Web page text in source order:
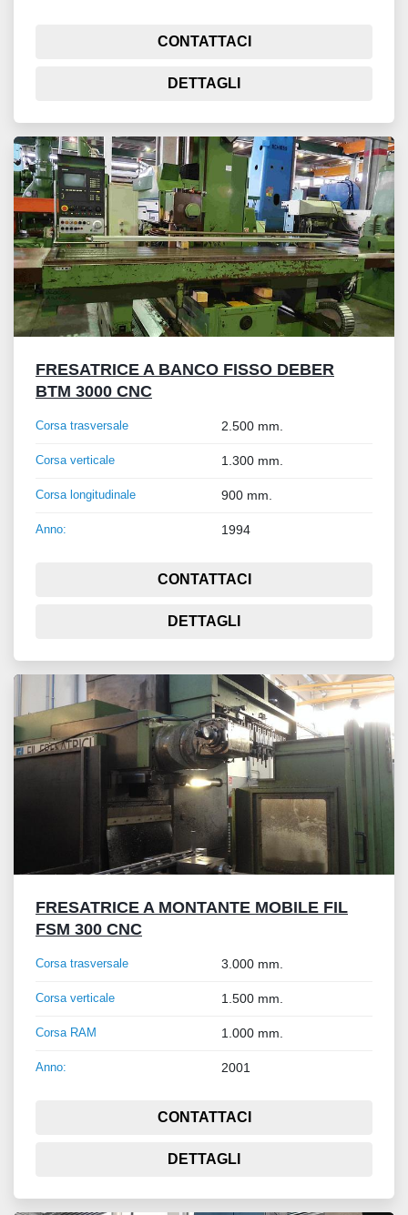
CONTATTACI
DETTAGLI
FRESATRICE A BANCO FISSO DEBER
BTM 3000 CNC
Corsa trasversale 2.500 mm.
Corsa verticale 1.300 mm.
Corsa longitudinale 900 mm.
Anno: 1994
CONTATTACI
DETTAGLI
FRESATRICE A MONTANTE MOBILE FIL
FSM 300 CNC
Corsa trasversale 3.000 mm.
Corsa verticale 1.500 mm.
Corsa RAM 1.000 mm.
Anno: 2001
CONTATTACI
DETTAGLI